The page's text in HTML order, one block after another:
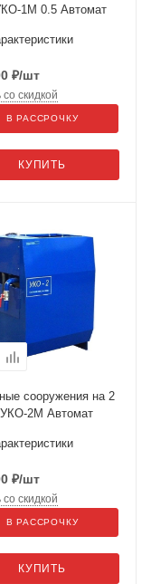
1М 0.5 Автомат
₽/шт
КУПИТЬ
со скидкой
В РАССРОЧКУ
сооружения на 2
УКО-2М Автомат
₽/шт
КУПИТЬ
со скидкой
В РАССРОЧКУ